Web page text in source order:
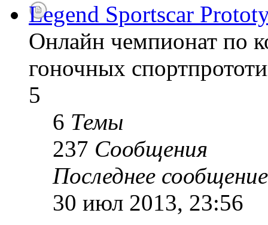
Legend Sportscar
Онлайн чемпионат по
гоночных
5
6 Темы
237 Сообщения
Последнее сообщение
30 июл 2013, 23:56